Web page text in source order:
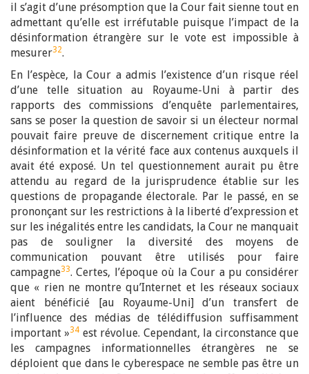
il s’agit d’une présomption que la Cour fait sienne tout en
admettant qu’elle est irréfutable puisque l’impact de la
désinformation étrangère sur le vote est impossible à
mesurer32.
En l’espèce, la Cour a admis l’existence d’un risque réel
d’une telle situation au Royaume-Uni à partir des
rapports des commissions d’enquête parlementaires,
sans se poser la question de savoir si un électeur normal
pouvait faire preuve de discernement critique entre la
désinformation et la vérité face aux contenus auxquels il
avait été exposé. Un tel questionnement aurait pu être
attendu au regard de la jurisprudence établie sur les
questions de propagande électorale. Par le passé, en se
prononçant sur les restrictions à la liberté d’expression et
sur les inégalités entre les candidats, la Cour ne manquait
pas de souligner la diversité des moyens de
communication pouvant être utilisés pour faire
campagne33. Certes, l’époque où la Cour a pu considérer
que « rien ne montre qu’Internet et les réseaux sociaux
aient bénéficié [au Royaume-Uni] d’un transfert de
l’influence des médias de télédiffusion suffisamment
important »34 est révolue. Cependant, la circonstance que
les campagnes informationnelles étrangères ne se
déploient que dans le cyberespace ne semble pas être un